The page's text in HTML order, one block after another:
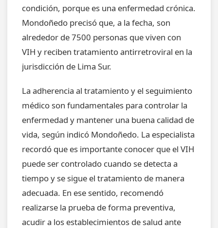
condición, porque es una enfermedad crónica.
Mondoñedo precisó que, a la fecha, son
alrededor de 7500 personas que viven con
VIH y reciben tratamiento antirretroviral en la
jurisdicción de Lima Sur.
La adherencia al tratamiento y el seguimiento
médico son fundamentales para controlar la
enfermedad y mantener una buena calidad de
vida, según indicó Mondoñedo. La especialista
recordó que es importante conocer que el VIH
puede ser controlado cuando se detecta a
tiempo y se sigue el tratamiento de manera
adecuada. En ese sentido, recomendó
realizarse la prueba de forma preventiva,
acudir a los establecimientos de salud ante